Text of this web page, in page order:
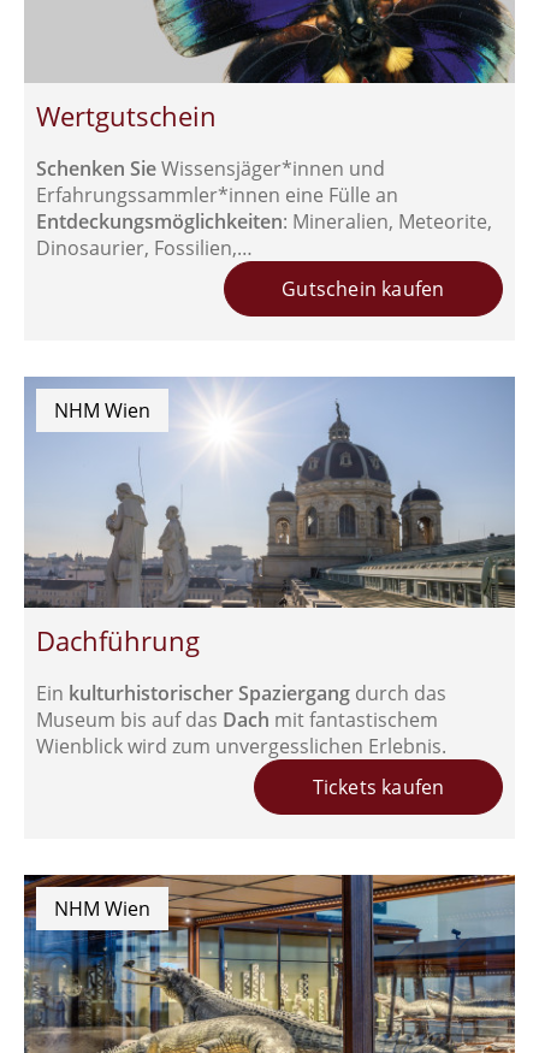
Wertgutschein
Schenken SieWissensjäger*innen und
Erfahrungssammler*innen eine Fülle an
Entdeckungsmöglichkeiten: Mineralien, Meteorite,
Dinosaurier, Fossilien,…
Gutschein kaufen
NHM Wien
Dachführung
Ein kulturhistorischer Spaziergang durch das
Museum bis auf das Dach mit fantastischem
Wienblick wird zum unvergesslichen Erlebnis.
Tickets kaufen
NHM Wien